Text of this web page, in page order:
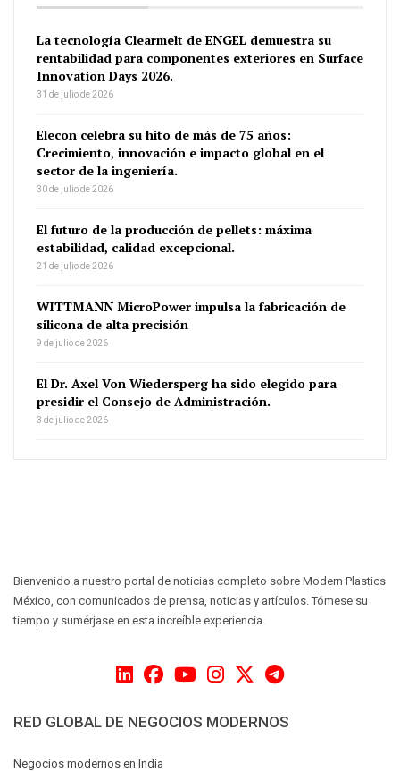
La tecnología Clearmelt de ENGEL demuestra su
rentabilidad para componentes exteriores en Surface
Innovation Days 2026.
31 de julio de 2026
Elecon celebra su hito de más de 75 años:
Crecimiento, innovación e impacto global en el
sector de la ingeniería.
30 de julio de 2026
El futuro de la producción de pellets: máxima
estabilidad, calidad excepcional.
21 de julio de 2026
WITTMANN MicroPower impulsa la fabricación de
silicona de alta precisión
9 de julio de 2026
El Dr. Axel Von Wiedersperg ha sido elegido para
presidir el Consejo de Administración.
3 de julio de 2026
Bienvenido a nuestro portal de noticias completo sobre Modern Plastics
México, con comunicados de prensa, noticias y artículos. Tómese su
tiempo y sumérjase en esta increíble experiencia.
RED GLOBAL DE NEGOCIOS MODERNOS
Negocios modernos en India